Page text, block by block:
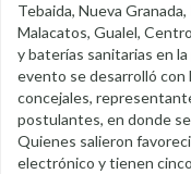
Tebaida, Nueva
Malacatos, Gualel,
y baterías sanitarias en
evento se desarrolló con
concejales,
postulantes, en donde
Quienes salieron
electrónico y tienen